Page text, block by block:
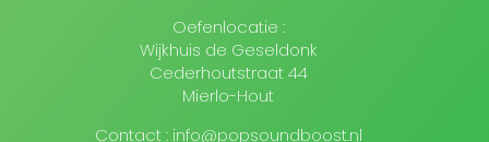
Oefenlocatie :
Wijkhuis de Geseldonk
Cederhoutstraat 44
Mierlo-Hout
Contact : info@popsoundboost.nl